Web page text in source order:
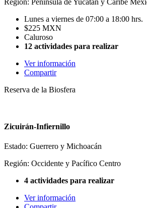
Lunes a viernes de 07:00 a 18:00 hrs.
$225 MXN
Caluroso
12 actividades para realizar
Ver información
Compartir
Reserva de la Biosfera
Zicuirán-Infiernillo
Estado: Guerrero y Michoacán
Región: Occidente y Pacífico Centro
4 actividades para realizar
Ver información